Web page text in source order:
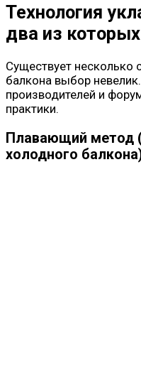
Технология
два из
Существует несколько
балкона выбор
производителей и
практики.
Плавающий метод
холодного